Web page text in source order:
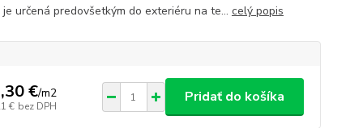
je určená predovšetkým do exteriéru na te... celý popis
€/m2
€ bez DPH
Pridať do košíka